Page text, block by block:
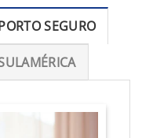
SEGURO